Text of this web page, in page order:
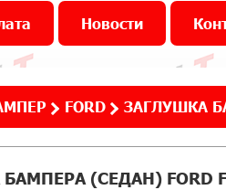
Новости
FORD ЗАГЛУШКА
(СЕДАН) FORD